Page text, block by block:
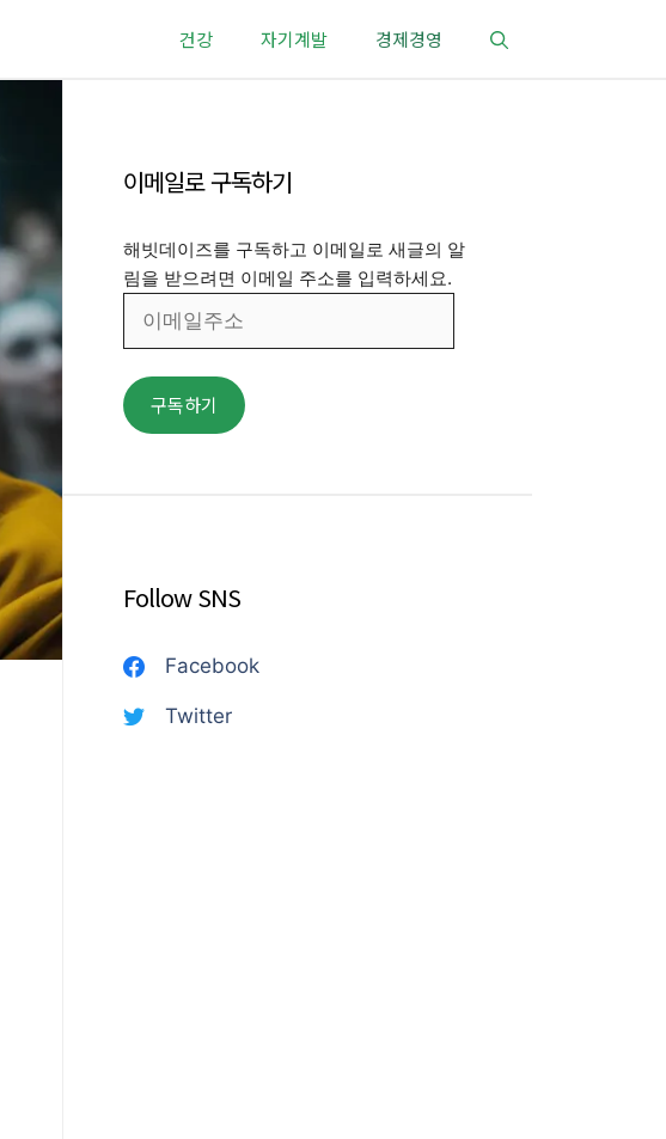
건강 자기계발 경제경영
이메일로 구독하기
해빗데이즈를 구독하고 이메일로 새글의 알
림을 받으려면 이메일 주소를 입력하세요.
주
소
구독하기
Follow SNS
Facebook
Twitter